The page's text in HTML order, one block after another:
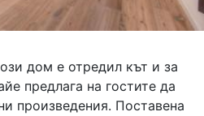
дом е отредил кът и за
предлага на гостите да
произведения. Поставена